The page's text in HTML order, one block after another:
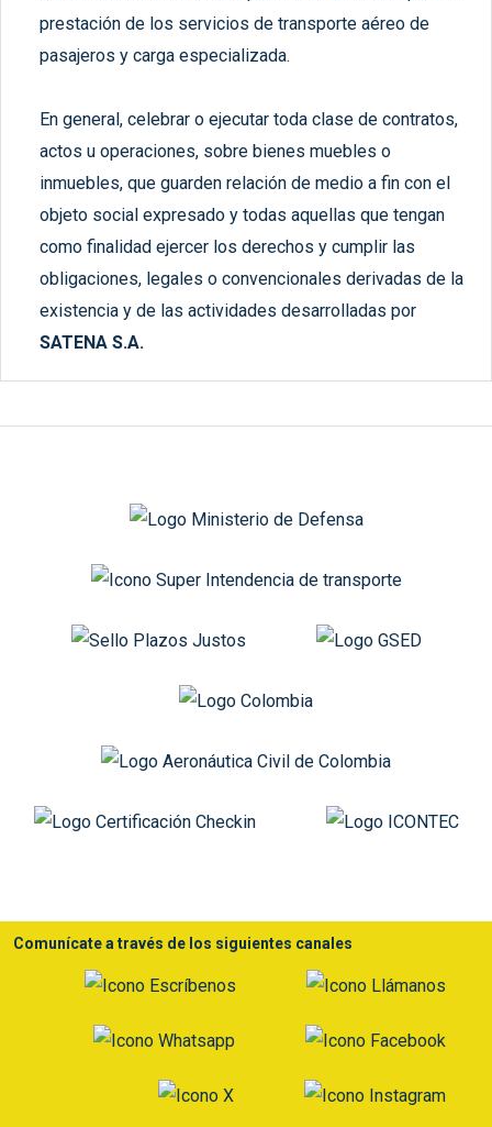
prestación de los servicios de transporte aéreo de
pasajeros y carga especializada.
En general, celebrar o ejecutar toda clase de contratos,
actos u operaciones, sobre bienes muebles o
inmuebles, que guarden relación de medio a fin con el
objeto social expresado y todas aquellas que tengan
como finalidad ejercer los derechos y cumplir las
obligaciones, legales o convencionales derivadas de la
existencia y de las actividades desarrolladas por
SATENA S.A.
Comunícate a través de los siguientes canales